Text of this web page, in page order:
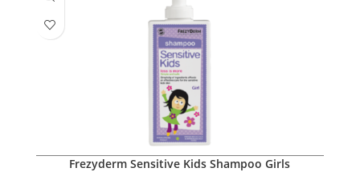
Frezyderm Sensitive Kids Shampoo Girls